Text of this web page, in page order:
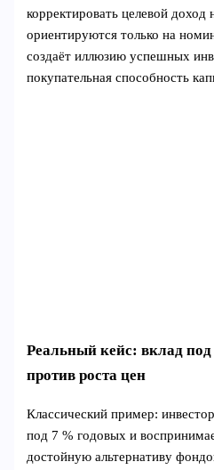
корректировать целевой
ориентируются только на
создаёт иллюзию успешных
покупательная способность
Реальный кейс: вклад
против роста цен
Классический пример:
под 7 % годовых и
достойную альтернативу